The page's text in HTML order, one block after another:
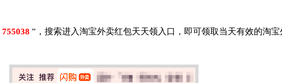
755038 ”，搜索进入淘宝外卖红包天天领入口，即可领取当天有效的淘